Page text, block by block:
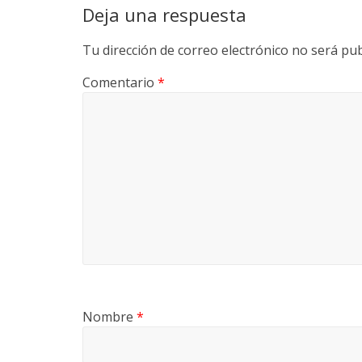
y
M
a
a
Deja una respuesta
Tu dirección de correo electrónico no será
Comentario *
Nombre *